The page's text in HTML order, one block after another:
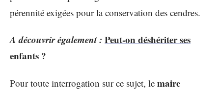
pérennité exigées pour la conservation des cendres.
A découvrir également : Peut-on déshériter ses
enfants ?
Pour toute interrogation sur ce sujet, le maire